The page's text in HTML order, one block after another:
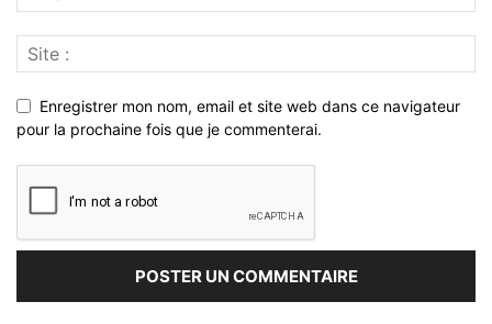
Enregistrer mon nom, email et site web dans ce navigateur
pour la prochaine fois que je commenterai.